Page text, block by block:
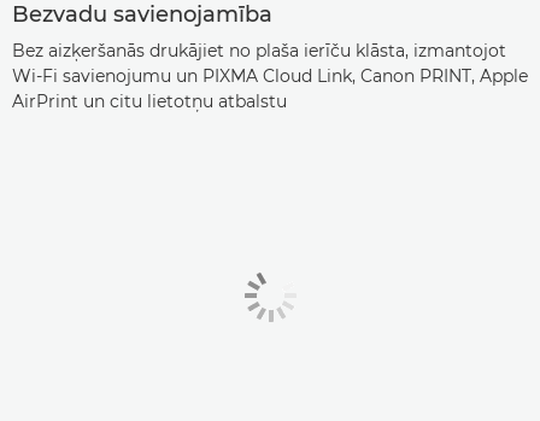
Bezvadu savienojamība
Bez aizķeršanās drukājiet no plaša ierīču klāsta, izmantojot
Wi-Fi savienojumu un PIXMA Cloud Link, Canon PRINT, Apple
AirPrint un citu lietotņu atbalstu